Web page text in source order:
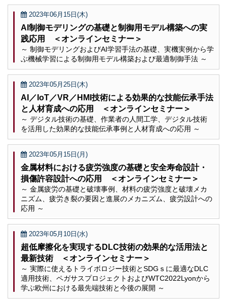
2023年06月15日(木)
AI制御モデリングの基礎と制御用モデル構築への実
践応用 ＜オンラインセミナー＞
～ 制御モデリングおよびAI学習手法の基礎、実機実例から学
ぶ機械学習による制御用モデル構築および最適制御手法 ～
2023年05月25日(木)
AI／IoT／VR／HMI技術による効果的な技能伝承手法
と人材育成への応用 ＜オンラインセミナー＞
～ デジタル技術の基礎、作業者の人間工学、デジタル技術
を活用した効果的な技能伝承事例と人材育成への応用 ～
2023年05月15日(月)
金属材料における疲労強度の基礎と安全寿命設計・
損傷許容設計への応用 ＜オンラインセミナー＞
～ 金属疲労の基礎と破壊事例、材料の疲労強度と破壊メカ
ニズム、疲労き裂の要因と進展のメカニズム、疲労設計への
応用 ～
2023年05月10日(水)
超低摩擦化を実現するDLC技術の効果的な活用法と
最新技術 ＜オンラインセミナー＞
～ 実際に使えるトライボロジー技術とSDGｓに最適なDLC
適用技術、ペガサスプロジェクトおよびWTC2022Lyonから
学ぶ欧州における最先端技術と今後の展開 ～